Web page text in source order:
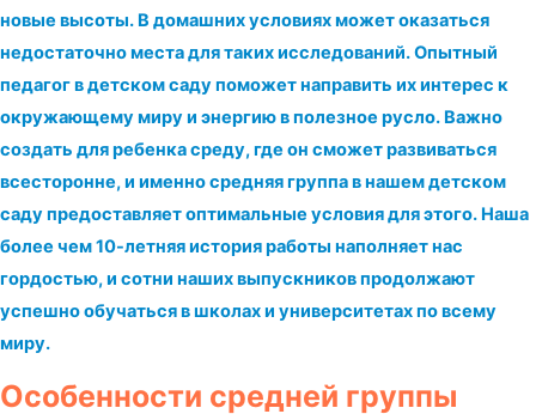
новые высоты. В домашних условиях может оказаться
недостаточно места для таких исследований. Опытный
педагог в детском саду поможет направить их интерес к
окружающему миру и энергию в полезное русло. Важно
создать для ребенка среду, где он сможет развиваться
всесторонне, и именно средняя группа в нашем детском
саду предоставляет оптимальные условия для этого. Наша
более чем 10-летняя история работы наполняет нас
гордостью, и сотни наших выпускников продолжают
успешно обучаться в школах и университетах по всему
миру.
Особенности средней группы